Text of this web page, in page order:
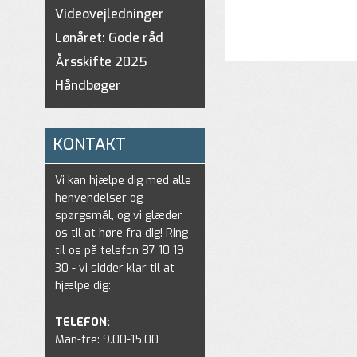
Videovejledninger
Lønåret: Gode råd
Årsskifte 2025
Håndbøger
KONTAKT
Vi kan hjælpe dig med alle
henvendelser og
spørgsmål, og vi glæder
os til at høre fra dig! Ring
til os på telefon 87 10 19
30 - vi sidder klar til at
hjælpe dig:
TELEFON:
Man-fre: 9.00-15.00